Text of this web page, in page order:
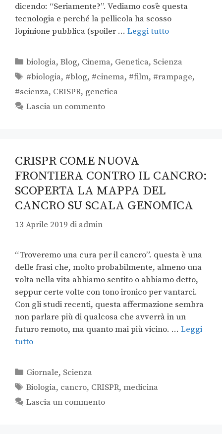
dicendo: “Seriamente?”. Vediamo cos’è questa
tecnologia e perché la pellicola ha scosso
l’opinione pubblica (spoiler … Leggi tutto
biologia,Blog, Cinema, Genetica, Scienza
#biologia, #blog, #cinema, #film, #rampage,
#scienza, CRISPR, genetica
Lascia un commento
CRISPR COME NUOVA
FRONTIERA CONTRO IL CANCRO:
SCOPERTA LA MAPPA DEL
CANCRO SU SCALA GENOMICA
13 Aprile 2019 di admin
“Troveremo una cura per il cancro”. questa è una
delle frasi che, molto probabilmente, almeno una
volta nella vita abbiamo sentito o abbiamo detto,
seppur certe volte con tono ironico per vantarci.
Con gli studi recenti, questa affermazione sembra
non parlare più di qualcosa che avverrà in un
futuro remoto, ma quanto mai più vicino. … Leggi
tutto
Giornale, Scienza
Biologia, cancro, CRISPR,medicina
Lascia un commento